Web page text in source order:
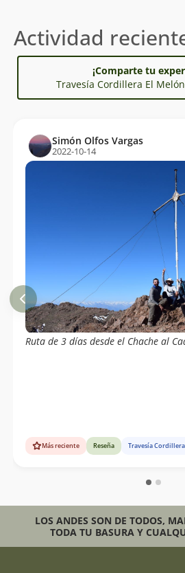
Actividad
¡Comparte tu
Travesía Cordillera El
Simón Olfos Vargas
2022-10-14
Ruta de 3 días desde el Chache al
Más reciente Reseña Travesía
LOS ANDES SON DE TODOS,
TODA TU BASURA Y